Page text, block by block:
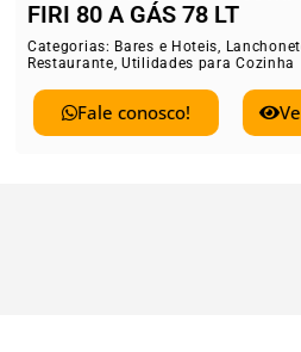
FIRI 80 ELÉTRICO 78 LT
Categorias:Bares e Hoteis,
Restaurante,Utilidades para Cozinha
Fale conosco!